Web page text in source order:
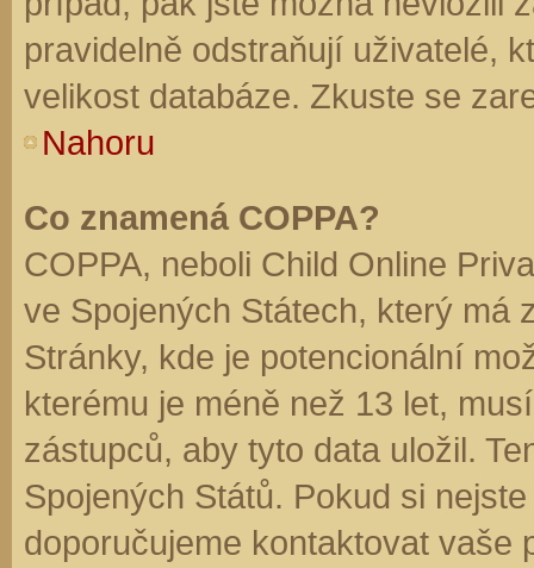
pravidelně odstraňují uživatelé,
velikost databáze. Zkuste se
Nahoru
Co znamená COPPA?
COPPA, neboli Child Online
ve Spojených Státech, který má
Stránky, kde je potencionální
kterému je méně než 13 let,
zástupců, aby tyto data uložil.
Spojených Států. Pokud si
doporučujeme kontaktovat vaše